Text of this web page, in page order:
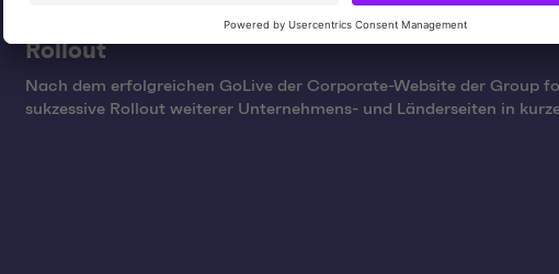
Rollout
Nach dem erfolgreichen GoLive der Corporate-Website der Group
sukzessive Rollout weiterer Unternehmens- und Länderseiten in